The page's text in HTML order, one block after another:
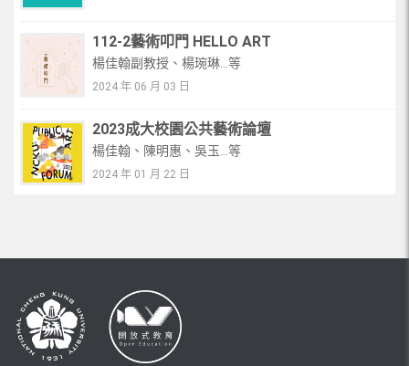
112-2藝術叩門 HELLO ART
楊佳翰副教授、楊琬琳...等
2024 年 06 月 03 日
2023成大校園公共藝術論壇
楊佳翰、陳明惠、吳玉...等
2024 年 01 月 22 日